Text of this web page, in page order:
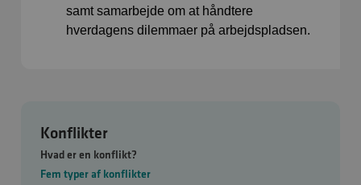
Konflikter
Hvad er en konflikt?
Fem typer af konflikter
samt samarbejde om at håndtere
hverdagens dilemmaer på arbejdspladsen.